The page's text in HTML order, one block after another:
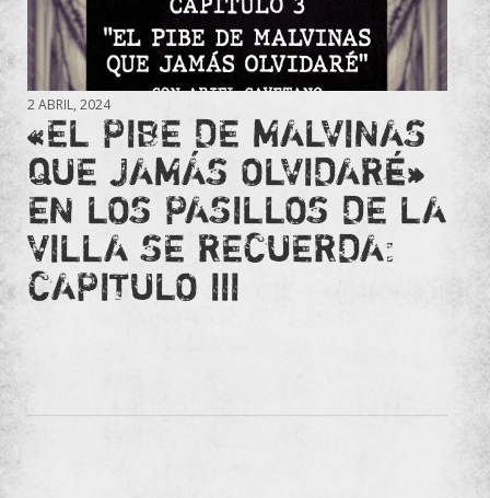
2 ABRIL, 2024
«EL PIBE DE MALVINAS
QUE JAMÁS OLVIDARÉ»
EN LOS PASILLOS DE LA
VILLA SE RECUERDA:
CAPITULO III